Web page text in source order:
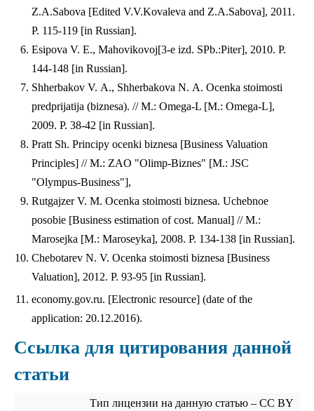
Z.A.Sabova [Edited V.V.Kovaleva and Z.A.Sabova], 2011.
P. 115-119 [in Russian].
Esipova V. E., Mahovikovoj[3-e izd. SPb.:Piter], 2010. P.
144-148 [in Russian].
Shherbakov V. A., Shherbakova N. A. Ocenka stoimosti
predprijatija (biznesa). // M.: Omega-L [M.: Omega-L],
2009. P. 38-42 [in Russian].
Pratt Sh. Principy ocenki biznesa [Business Valuation
Principles] // M.: ZAO "Olimp-Biznes" [M.: JSC
"Olympus-Business"],
Rutgajzer V. M. Ocenka stoimosti biznesa. Uchebnoe
posobie [Business estimation of cost. Manual] // M.:
Marosejka [M.: Maroseyka], 2008. P. 134-138 [in Russian].
Chebotarev N. V. Ocenka stoimosti biznesa [Business
Valuation], 2012. P. 93-95 [in Russian].
economy.gov.ru. [Electronic resource] (date of the
application: 20.12.2016).
Ссылка для цитирования данной
статьи
Тип лицензии на данную статью – CC BY